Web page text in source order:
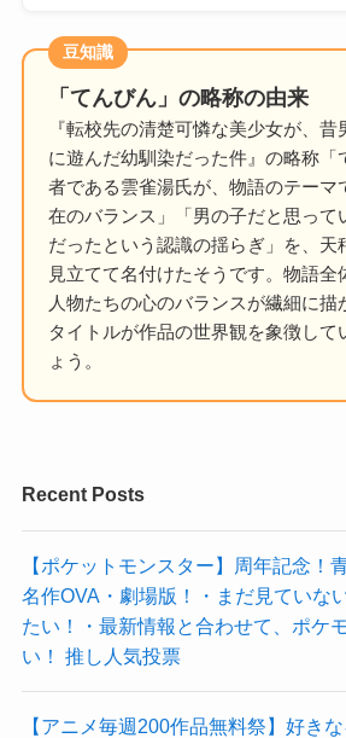
豆知識
「てんびん」の略称の由来
『転校先の清楚可憐な美少女が、
に遊んだ幼馴染だった件』の略称「
者である雲雀湯氏が、物語のテーマ
在のバランス」「男の子だと思って
だったという認識の揺らぎ」を、天
見立てて名付けたそうです。物語全
人物たちの心のバランスが繊細に描
タイトルが作品の世界観を象徴して
ょう。
Recent Posts
【ポケットモンスター】周年記念！
名作OVA・劇場版！・まだ見ていな
たい！・最新情報と合わせて、ポケ
い！ 推し人気投票
【アニメ毎週200作品無料祭】好き